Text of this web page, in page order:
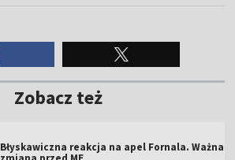
Zobacz też
Błyskawiczna reakcja na apel Fornala. Ważna